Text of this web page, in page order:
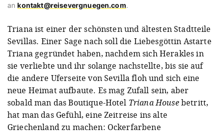
ankontakt@reisevergnuegen.com.
Triana ist einer der schönsten und ältesten Stadtteile
Sevillas. Einer Sage nach soll die Liebesgöttin Astarte
Triana gegründet haben, nachdem sich Herakles in
sie verliebte und ihr solange nachstellte, bis sie auf
die andere Uferseite von Sevilla floh und sich eine
neue Heimat aufbaute. Es mag Zufall sein, aber
sobald man das Boutique-Hotel Triana Housebetritt,
hat man das Gefühl, eine Zeitreise ins alte
Griechenland zu machen: Ockerfarbene